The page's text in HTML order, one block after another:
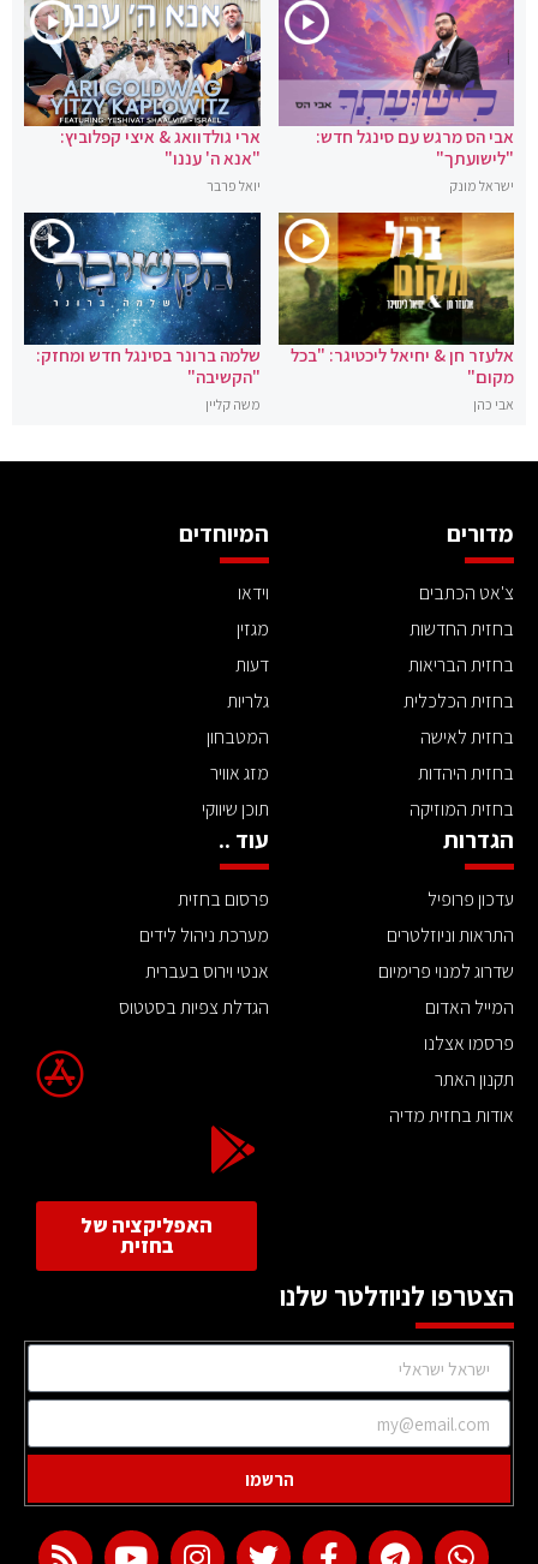
אבי הס מרגש עם סינגל חדש:
"לישועתך"
ישראל מונק
ארי גולדוואג & איצי קפלוביץ:
"אנא ה' עננו"
יואל פרבר
אלעזר חן & יחיאל ליכטיגר: "בכל
מקום"
אבי כהן
שלמה ברונר בסינגל חדש ומחזק:
"הקשיבה"
משה קליין
מדורים
צ'אט הכתבים
בחזית החדשות
בחזית הבריאות
בחזית הכלכלית
בחזית לאישה
בחזית היהדות
בחזית המוזיקה
המיוחדים
וידאו
מגזין
דעות
גלריות
המטבחון
מזג אוויר
תוכן שיווקי
הגדרות
עדכון פרופיל
התראות וניוזלטרים
שדרוג למנוי פרימיום
המייל האדום
פרסמו אצלנו
תקנון האתר
אודות בחזית מדיה
עוד ..
פרסום בחזית
מערכת ניהול לידים
אנטי וירוס בעברית
הגדלת צפיות בסטטוס
האפליקציה של
בחזית
הצטרפו לניוזלטר שלנו
הרשמו